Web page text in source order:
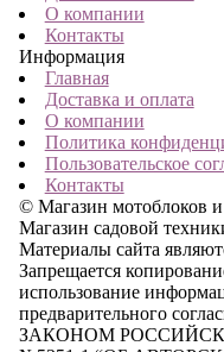
О компании
Контакты
Информация
Главная
Доставка и оплата
О компании
Политика
Пользовательское
Контакты
© Магазин мотоблоков
Магазин садовой
Материалы сайта
Запрещается
использование
предварительного
ЗАКОНОМ